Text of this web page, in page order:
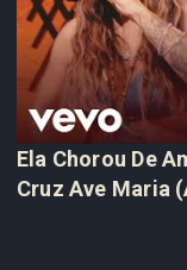
Ela Chorou De
Cruz Ave Maria